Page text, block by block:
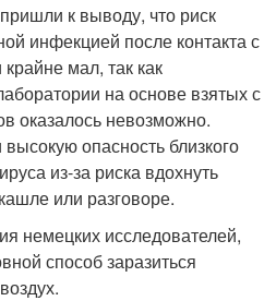
к выводу, что риск
инфекцией после контакта с
мал, так как
на основе взятых с
оказалось невозможно.
опасность близкого
из-за риска вдохнуть
или разговоре.
немецких исследователей,
способ заразиться